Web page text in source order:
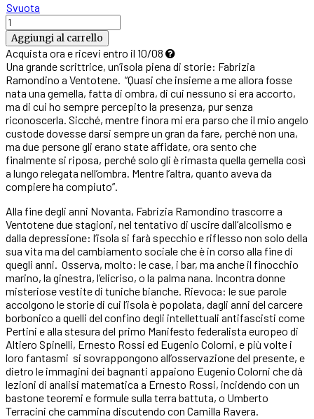
€16,15
Svuota
L’isola
riflessa
quantità
Aggiungi al carrello
Acquista ora e ricevi entro il 10/08
Una grande scrittrice, un’isola piena di storie: Fabrizia
Ramondino a Ventotene. “Quasi che insieme a me allora fosse
nata una gemella, fatta di ombra, di cui nessuno si era accorto,
ma di cui ho sempre percepito la presenza, pur senza
riconoscerla. Sicché, mentre finora mi era parso che il mio angelo
custode dovesse darsi sempre un gran da fare, perché non una,
ma due persone gli erano state affidate, ora sento che
finalmente si riposa, perché solo gli è rimasta quella gemella così
a lungo relegata nell’ombra. Mentre l’altra, quanto aveva da
compiere ha compiuto”.
Alla fine degli anni Novanta, Fabrizia Ramondino trascorre a
Ventotene due stagioni, nel tentativo di uscire dall’alcolismo e
dalla depressione: l’isola si farà specchio e riflesso non solo della
sua vita ma del cambiamento sociale che è in corso alla fine di
quegli anni. Osserva, molto: le case, i bar, ma anche il finocchio
marino, la ginestra, l’elicriso, o la palma nana. Incontra donne
misteriose vestite di tuniche bianche. Rievoca: le sue parole
accolgono le storie di cui l’isola è popolata, dagli anni del carcere
borbonico a quelli del confino degli intellettuali antifascisti come
Pertini e alla stesura del primo Manifesto federalista europeo di
Altiero Spinelli, Ernesto Rossi ed Eugenio Colorni, e più volte i
loro fantasmi si sovrappongono all’osservazione del presente, e
dietro le immagini dei bagnanti appaiono Eugenio Colorni che dà
lezioni di analisi matematica a Ernesto Rossi, incidendo con un
bastone teoremi e formule sulla terra battuta, o Umberto
Terracini che cammina discutendo con Camilla Ravera.